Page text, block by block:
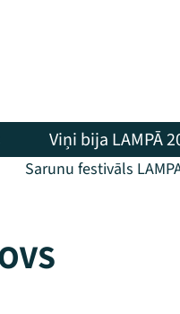
Viņi bija LAMPĀ
Sarunu festivāls